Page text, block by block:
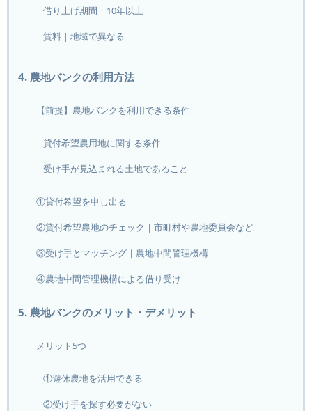
借り上げ期間｜10年以上
賃料｜地域で異なる
4. 農地バンクの利用方法
【前提】農地バンクを利用できる条件
貸付希望農用地に関する条件
受け手が見込まれる土地であること
①貸付希望を申し出る
②貸付希望農地のチェック｜市町村や農地委員会など
③受け手とマッチング｜農地中間管理機構
④農地中間管理機構による借り受け
5. 農地バンクのメリット・デメリット
メリット5つ
①遊休農地を活用できる
②受け手を探す必要がない